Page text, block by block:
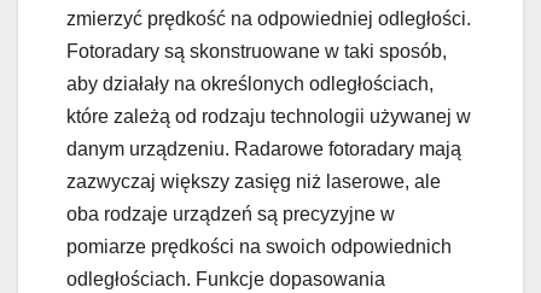
zmierzyć prędkość na odpowiedniej odległości.
Fotoradary są skonstruowane w taki sposób,
aby działały na określonych odległościach,
które zależą od rodzaju technologii używanej w
danym urządzeniu. Radarowe fotoradary mają
zazwyczaj większy zasięg niż laserowe, ale
oba rodzaje urządzeń są precyzyjne w
pomiarze prędkości na swoich odpowiednich
odległościach. Funkcje dopasowania